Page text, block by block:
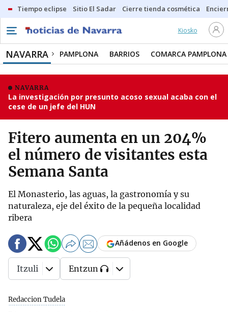
Tiempo eclipse Sitio El Sadar Cierre tienda cosmética
Kiosko
NAVARRA PAMPLONA BARRIOS COMARCA PAMPLONA
NAVARRA
La investigación por presunto acoso sexual acaba con el
cese de un jefe del HUN
Fitero aumenta en un 204%
el número de visitantes esta
Semana Santa
El Monasterio, las aguas, la gastronomía y su
naturaleza, eje del éxito de la pequeña localidad
ribera
Redaccion Tudela
Añádenos en Google
Itzuli Entzun